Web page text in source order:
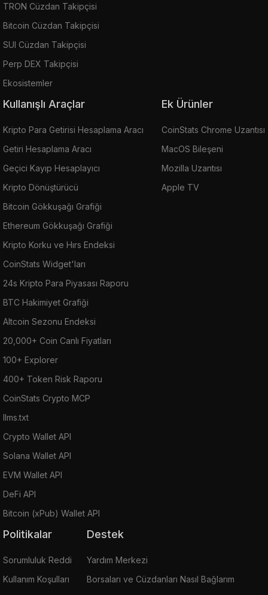
TRON Cüzdan Takipçisi
Bitcoin Cüzdan Takipçisi
SUI Cüzdan Takipçisi
Perp DEX Takipçisi
Ekosistemler
Kullanışlı Araçlar
Kripto Para Getirisi Hesaplama Aracı
Getiri Hesaplama Aracı
Geçici Kayıp Hesaplayıcı
Kripto Dönüştürücü
Bitcoin Gökkuşağı Grafiği
Ethereum Gökkuşağı Grafiği
Kripto Korku ve Hırs Endeksi
CoinStats Widget'ları
24s Kripto Para Piyasası Raporu
BTC Hakimiyet Grafiği
Altcoin Sezonu Endeksi
20,000+ Coin Canlı Fiyatları
100+ Explorer
400+ Token Risk Raporu
CoinStats Crypto MCP
llms.txt
Crypto Wallet API
Solana Wallet API
EVM Wallet API
DeFi API
Bitcoin (xPub) Wallet API
Ek Ürünler
CoinStats Chrome Uzantısı
MacOS Bileşeni
Mozilla Uzantısı
Apple TV
Politikalar
Sorumluluk Reddi
Kullanım Koşulları
Destek
Yardım Merkezi
Borsaları ve Cüzdanları Nasıl Bağlarım